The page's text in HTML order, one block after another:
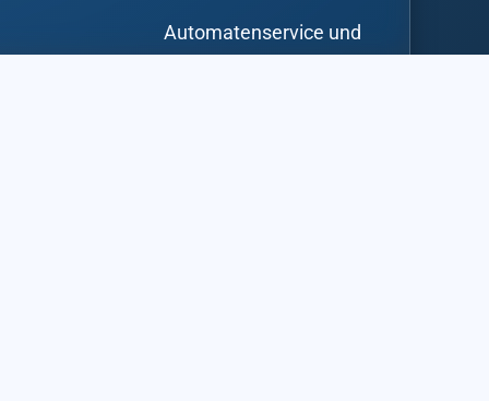
Automatenservice und